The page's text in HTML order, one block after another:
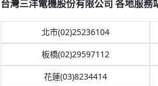
台灣三洋電機股份有限公司 各地服務
北市(02)25236104
板橋(02)29597112
花蓮(03)8234414